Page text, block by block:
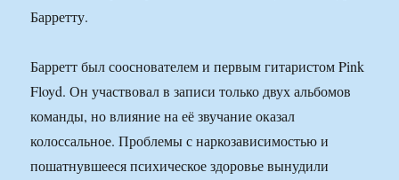
Барретт был сооснователем и первым гитаристом Pink
Floyd. Он участвовал в записи только двух альбомов
команды, но влияние на её звучание оказал
колоссальное. Проблемы с наркозависимостью и
пошатнувшееся психическое здоровье вынудили